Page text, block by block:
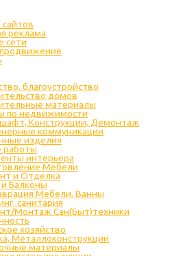
сайтов
реклама
сети
благоустройство
домов
материалы
по недвижимости
Конструкции, Демонтаж
коммуникации
изделия
работы
интерьера
Мебели
и Отделка
Балконы
Мебели, Ванны
санитария
Монтаж Сан(Быт)техники
хозяйство
Металлоконструкции
материалы